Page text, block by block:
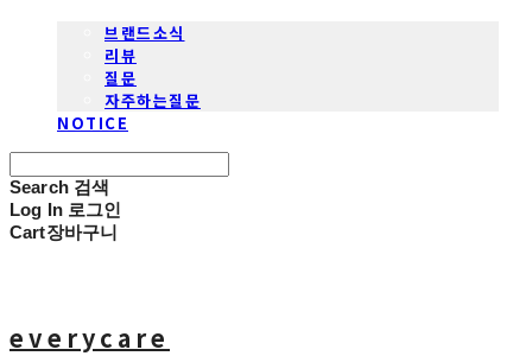
브랜드소식
리뷰
질문
자주하는질문
NOTICE
Search 검색
Log In 로그인
Cart장바구니
everycare